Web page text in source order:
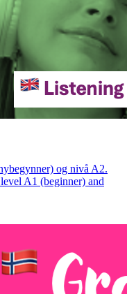
og nivå A2.
A1 (beginner) and